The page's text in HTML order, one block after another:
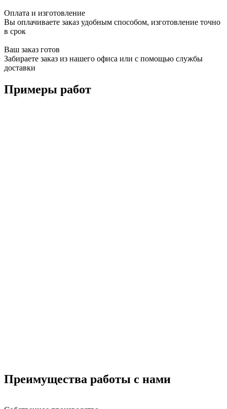
Оплата и изготовление
Вы оплачиваете заказ удобным способом, изготовление точно
в срок
Ваш заказ готов
Забираете заказ из нашего офиса или с помощью службы
доставки
Примеры работ
Преимущества работы с нами